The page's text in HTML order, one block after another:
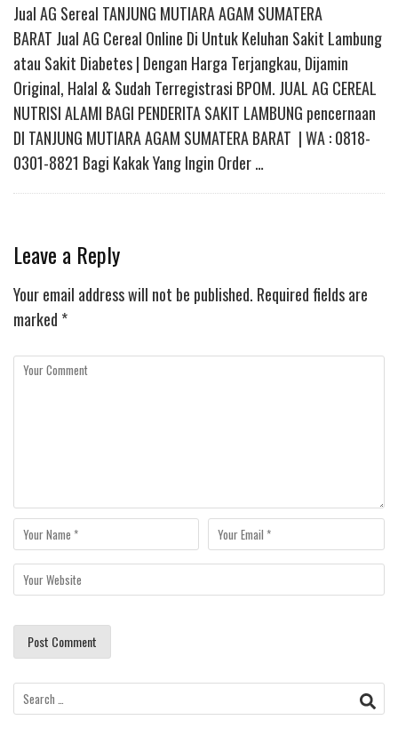
Jual AG Sereal TANJUNG MUTIARA AGAM SUMATERA
BARAT Jual AG Cereal Online Di Untuk Keluhan Sakit Lambung
atau Sakit Diabetes | Dengan Harga Terjangkau, Dijamin
Original, Halal & Sudah Terregistrasi BPOM. JUAL AG CEREAL
NUTRISI ALAMI BAGI PENDERITA SAKIT LAMBUNG pencernaan
DI TANJUNG MUTIARA AGAM SUMATERA BARAT | WA : 0818-
0301-8821 Bagi Kakak Yang Ingin Order …
Leave a Reply
Your email address will not be published. Required fields are
marked *
Search
for: